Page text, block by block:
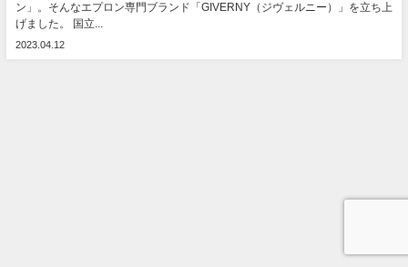
ン」。そんなエプロン専門ブランド「GIVERNY（ジヴェルニー）」を立ち上
げました。 国立...
2023.04.12